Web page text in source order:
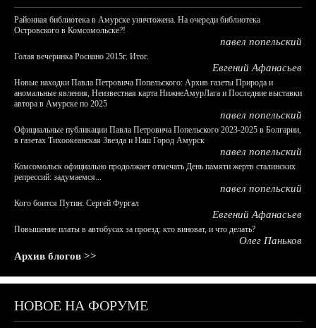
Районная библиотека в Амурске уничтожена. На очереди библиотека
Островского в Комсомольске?!
павел попельский
Голая вечеринка Роснано 2015г. Итог.
Евгений Афанасьев
Новые находки Павла Петровича Попельского: Архив газеты Природа и
аномальные явления, Неизвестная карта НижнеАмурЛага и Последние выставки
автора в Амурске по 2025
павел попельский
Официальные публикации Павла Петровича Попельского 2023-2025 в Болгарии,
в газетах Тихоокеанская Звезда и Наш Город Амурск
павел попельский
Комсомольск официально продолжает отмечать День памяти жертв сталинских
репрессий: задумаемся...
павел попельский
Кого боится Путин: Сергей Фургал
Евгений Афанасьев
Повышение платы в автобусах за проезд: кто виноват, и что делать?
Олег Паньков
Архив блогов >>
НОВОЕ НА ФОРУМЕ